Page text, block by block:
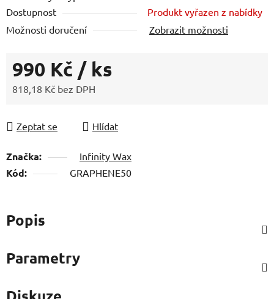
Dostupnost
Produkt vyřazen z nabídky
Možnosti doručení
Zobrazit možnosti
990 Kč / ks
818,18 Kč bez DPH
Zeptat se
Hlídat
Značka: Infinity Wax
Kód: GRAPHENE50
Popis
Parametry